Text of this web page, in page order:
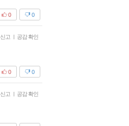
0
0
신고 공감 확인
0
0
신고 공감 확인